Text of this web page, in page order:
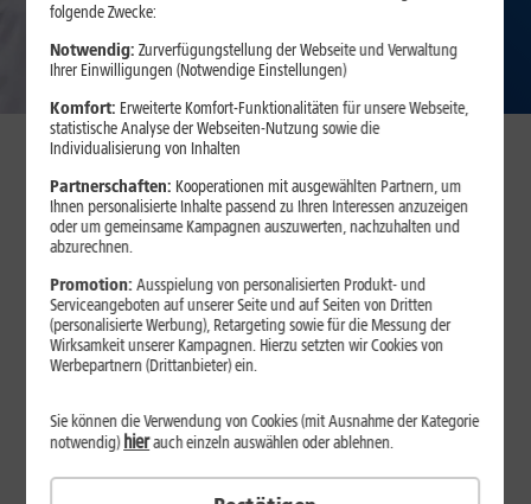
Zum Angebot
entspannt zu 1&1. Wir sorgen für einen reibungslosen Anbieter-
und Netzwechsel, inkl. Rufnummerübernahme. Ohne
Unterbrechung, ohne Ausfallzeiten und ohne doppelte Kosten! Auf
Wunsch kündigen wir auch Ihren vorhandenen Internet-Vertrag
bei Ihrem derzeitigen Anbieter und übernehmen alle Formalitäten.
folgende Zwecke:
Notwendig: Zurverfügungstellung der Webseite und Verwaltung
Ihrer Einwilligungen (Notwendige Einstellungen)
Komfort: Erweiterte Komfort-Funktionalitäten für unsere Webseite,
statistische Analyse der Webseiten-Nutzung sowie die
Individualisierung von Inhalten
Partnerschaften: Kooperationen mit ausgewählten Partnern, um
Ihnen personalisierte Inhalte passend zu Ihren Interessen anzuzeigen
oder um gemeinsame Kampagnen auszuwerten, nachzuhalten und
abzurechnen.
Promotion:Ausspielung von personalisierten Produkt- und
Serviceangeboten auf unserer Seite und auf Seiten von Dritten
(personalisierte Werbung), Retargeting sowie für die Messung der
Wirksamkeit unserer Kampagnen. Hierzu setzten wir Cookies von
Werbepartnern (Drittanbieter) ein.
Sie können die Verwendung von Cookies (mit Ausnahme der Kategorie
notwendig) hierauch einzeln auswählen oder ablehnen.